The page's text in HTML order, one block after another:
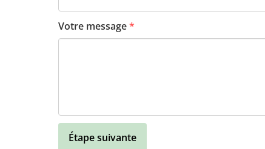
Votre message*
Étape suivante